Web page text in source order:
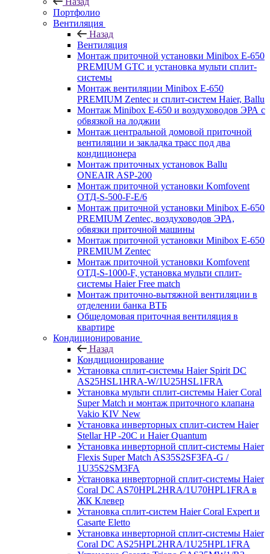
Портфолио
Вентиляция
Назад
Вентиляция
Монтаж приточной установки Minibox E-650
PREMIUM GTC и установка мульти сплит-
системы
Монтаж вентиляции Minibox E-650
PREMIUM Zentec и сплит-систем Haier, Ballu
Монтаж Minibox E-650 и воздуховодов ЭРА с
обвязкой на лоджии
Монтаж центральной домовой приточной
вентиляции и закладка трасс под два
кондиционера
Монтаж приточных установок Ballu
ONEAIR ASP-200
Монтаж приточной установки Komfovent
ОТД-S-500-F-E/6
Монтаж приточной установки Minibox E-650
PREMIUM Zentec, воздуховодов ЭРА,
обвязки приточной машины
Монтаж приточной установки Minibox E-650
PREMIUM Zentec
Монтаж приточной установки Komfovent
ОТД-S-1000-F, установка мульти сплит-
системы Haier Free match
Монтаж приточно-вытяжной вентиляции в
отделении банка ВТБ
Общедомовая приточная вентиляция в
квартире
Кондиционирование
Назад
Кондиционирование
Установка сплит-системы Haier Spirit DC
AS25HSL1HRA-W/1U25HSL1FRA
Установка мульти сплит-системы Haier Coral
Super Match и монтаж приточного клапана
Vakio KIV New
Установка инверторных сплит-систем Haier
Stellar HP -20С и Haier Quantum
Установка инверторной сплит-системы Haier
Flexis Super Match AS35S2SF3FA-G /
1U35S2SM3FA
Установка инверторной сплит-системы Haier
Coral DC AS70HPL2HRA/1U70HPL1FRA в
ЖК Клевер
Установка сплит-систем Haier Coral Expert и
Casarte Eletto
Установка инверторной сплит-системы Haier
Coral DC AS25HPL2HRA/1U25HPL1FRA